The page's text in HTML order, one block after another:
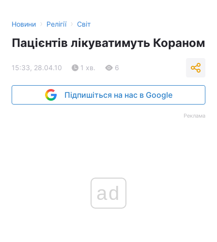
Новини › Релігії › Світ
Пацієнтів лікуватимуть Кораном
15:33, 28.04.10 1 хв. 6
Підпишіться на нас в Google
Реклама
ad